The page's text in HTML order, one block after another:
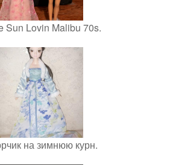
Sun Lovin Malibu 70s.
на зимнюю курн.